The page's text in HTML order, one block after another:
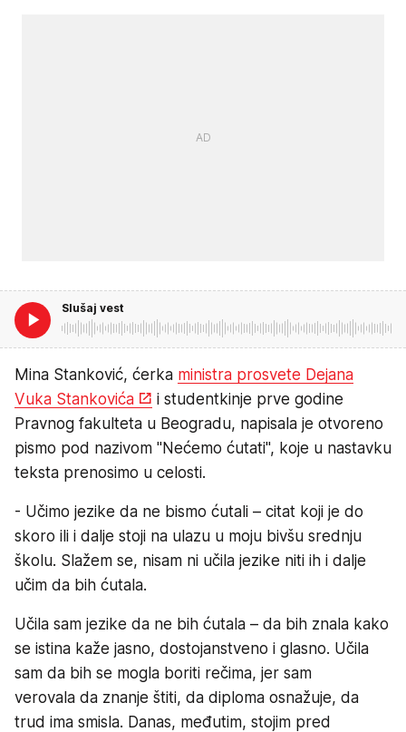
Slušaj vest
Mina Stanković, ćerka ministra prosvete Dejana
Vuka Stankovića
i studentkinje prve godine
Pravnog fakulteta u Beogradu, napisala je otvoreno
pismo pod nazivom "Nećemo ćutati", koje u nastavku
teksta prenosimo u celosti.
- Učimo jezike da ne bismo ćutali – citat koji je do
skoro ili i dalje stoji na ulazu u moju bivšu srednju
školu. Slažem se, nisam ni učila jezike niti ih i dalje
učim da bih ćutala.
Učila sam jezike da ne bih ćutala – da bih znala kako
se istina kaže jasno, dostojanstveno i glasno. Učila
sam da bih se mogla boriti rečima, jer sam
verovala da znanje štiti, da diploma osnažuje, da
trud ima smisla. Danas, međutim, stojim pred